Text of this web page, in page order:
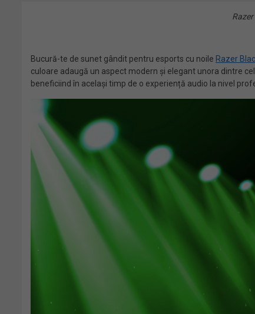
Bucură-te de sunet gândit pentru esports cu noile Razer
culoare adaugă un aspect modern și elegant unora dintre
beneficiind în același timp de o experiență audio la nivel